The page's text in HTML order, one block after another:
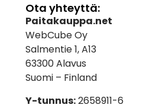
Ota yhteyttä:
Paitakauppa.net
WebCube Oy
Salmentie 1, A13
63300 Alavus
Suomi – Finland
Y-tunnus:2658911-6